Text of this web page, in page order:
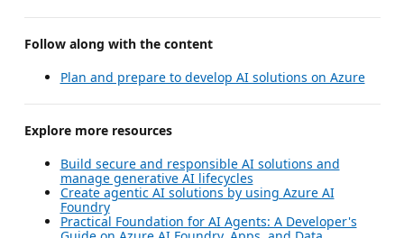
Follow along with the content
Plan and prepare to develop AI solutions on Azure
Explore more resources
Build secure and responsible AI solutions and
manage generative AI lifecycles
Create agentic AI solutions by using Azure AI
Foundry
Practical Foundation for AI Agents: A Developer's